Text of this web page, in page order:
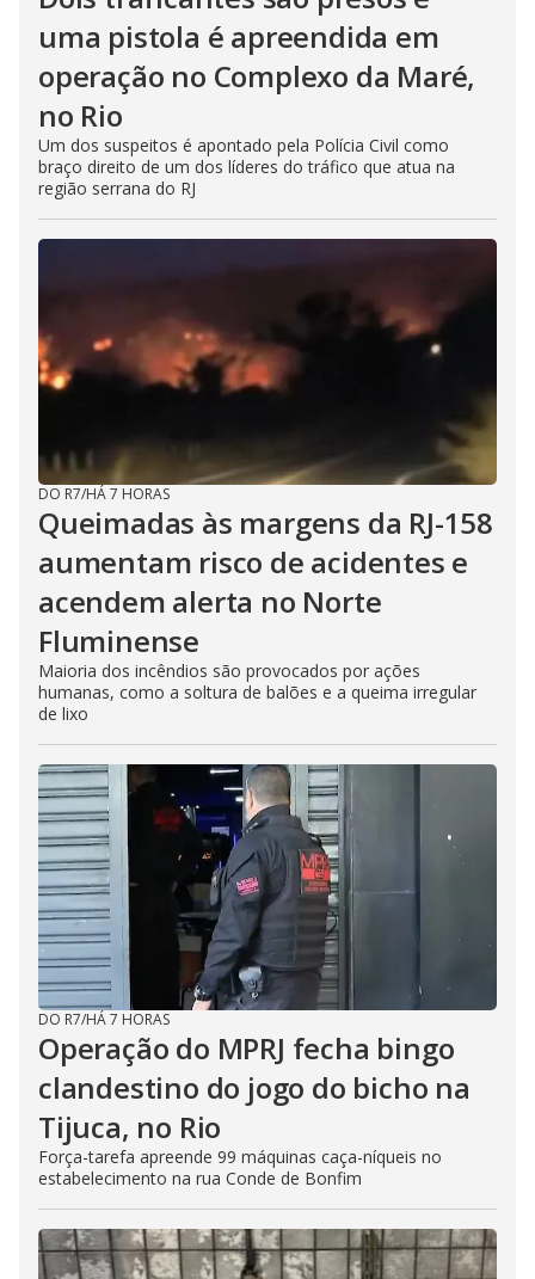
uma pistola é apreendida em
operação no Complexo da Maré,
no Rio
Um dos suspeitos é apontado pela Polícia Civil como
braço direito de um dos líderes do tráfico que atua na
região serrana do RJ
DO R7/HÁ 7 HORAS
Queimadas às margens da RJ-158
aumentam risco de acidentes e
acendem alerta no Norte
Fluminense
Maioria dos incêndios são provocados por ações
humanas, como a soltura de balões e a queima irregular
de lixo
DO R7/HÁ 7 HORAS
Operação do MPRJ fecha bingo
clandestino do jogo do bicho na
Tijuca, no Rio
Força-tarefa apreende 99 máquinas caça-níqueis no
estabelecimento na rua Conde de Bonfim